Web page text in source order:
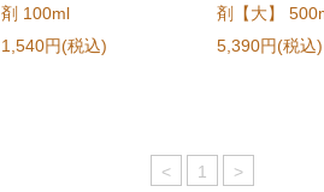
剤 100ml
1,540円(税込)
剤【大】
5,390円(税込)
< 1 >